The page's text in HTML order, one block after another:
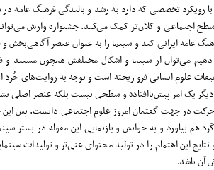
رویکرد تخصصی که دارد به رشد و بالندگی فرهنگ عامه
اجتماعی و کلان‌تر کمک می‌کند. جشنواره وارش می‌تواند
عامه ایرانی کند و سینما را به عنوان عنصر
می‌توان از سینما و اشکال مختلفش همچون مستند و
علوم انسانی فرو ریخته است و توجه به روایت‌های
دیگر یک امر پیش‌پاافتاده و سطحی نیست بلکه عنصر اصلی
در جهت گفتمان امروز علوم اجتماعی دانست. پس این
هم بیاورد و به خوانش و بازنمایی این مقوله در بستر
این اهتمام را در تولید محتوای غنی‌تر و تولیدات
آن باشد.